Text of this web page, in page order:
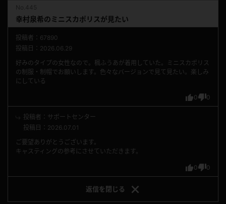
幸村泉希のミニスカポリスが見たい
投稿者：67890
投稿日：2026.06.29
0 0
好みのタイプの女性なので。楓ふうあが着用していた。ミニスカポリス
の制服・制帽でお願いします。色々なバージョンで見て見たい。楽しみ
にしている
投稿者：サポートセンター
投稿日：2026.07.01
0 0
ご要望ありがとうございます。
キャスティングの参考にさせていただきます。
返信を 閉じる